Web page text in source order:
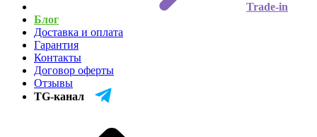
Trade-in
Блог
Доставка и оплата
Гарантия
Контакты
Договор оферты
Отзывы
TG-канал